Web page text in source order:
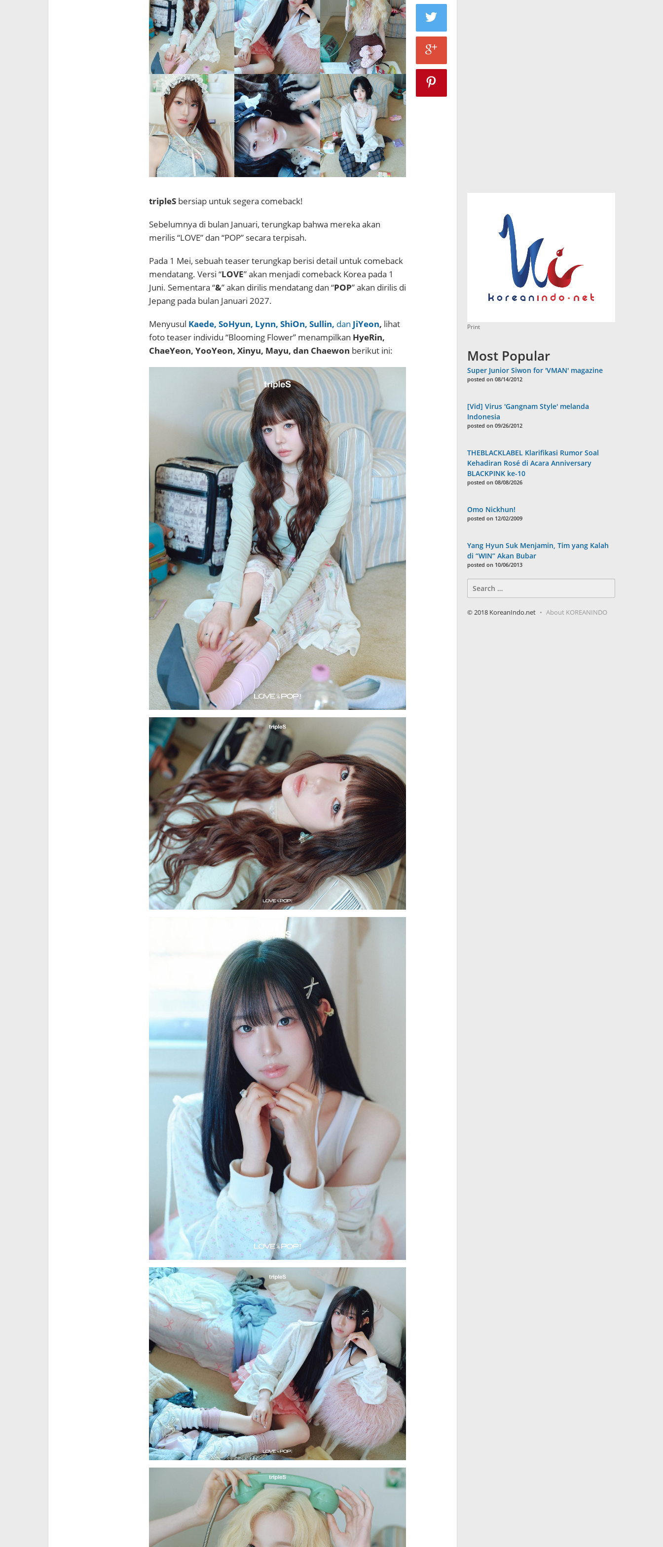
tripleSbersiap untuk segera comeback!
Sebelumnya di bulan Januari, terungkap bahwa mereka akan
merilis “LOVE” dan “POP” secara terpisah.
Pada 1 Mei, sebuah teaser terungkap berisi detail untuk comeback
mendatang. Versi “LOVE” akan menjadi comeback Korea pada 1
Juni. Sementara “&” akan dirilis mendatang dan “POP” akan dirilis di
Jepang pada bulan Januari 2027.
Menyusul Kaede, SoHyun, Lynn, ShiOn, Sullin, dan JiYeon, lihat
foto teaser individu “Blooming Flower” menampilkan HyeRin,
ChaeYeon, YooYeon, Xinyu, Mayu, dan Chaewon berikut ini:
Print
Most Popular
Super Junior Siwon for 'VMAN' magazine
posted on 08/14/2012
[Vid] Virus 'Gangnam Style' melanda
Indonesia
posted on 09/26/2012
THEBLACKLABEL Klarifikasi Rumor Soal
Kehadiran Rosé di Acara Anniversary
BLACKPINK ke-10
posted on 08/08/2026
Omo Nickhun!
posted on 12/02/2009
Yang Hyun Suk Menjamin, Tim yang Kalah
di “WIN” Akan Bubar
posted on 10/06/2013
for:
© 2018 KoreanIndo.net About KOREANINDO